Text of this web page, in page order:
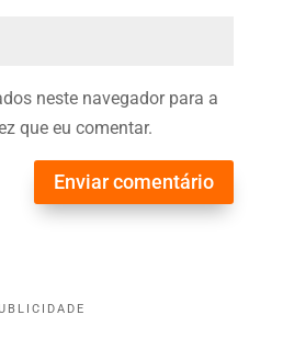
neste navegador para a
que eu comentar.
Enviar comentário